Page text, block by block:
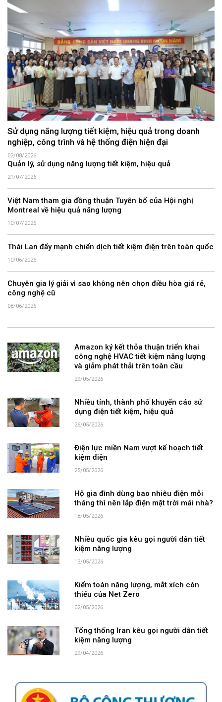
Sử dụng năng lượng tiết kiệm, hiệu quả trong doanh
nghiệp, công trình và hệ thống điện hiện đại
03/08/2026
Quản lý, sử dụng năng lượng tiết kiệm, hiệu quả
21/07/2026
Việt Nam tham gia đồng thuận Tuyên bố của Hội nghị
Montreal về hiệu quả năng lượng
10/07/2026
Thái Lan đẩy mạnh chiến dịch tiết kiệm điện trên toàn quốc
10/06/2026
Chuyên gia lý giải vì sao không nên chọn điều hòa giá rẻ,
công nghệ cũ
08/06/2026
Amazon ký kết thỏa thuận triển khai
công nghệ HVAC tiết kiệm năng lượng
và giảm phát thải trên toàn cầu
29/05/2026
Nhiều tỉnh, thành phố khuyến cáo sử
dụng điện tiết kiệm, hiệu quả
26/05/2026
Điện lực miền Nam vượt kế hoạch tiết
kiệm điện
25/05/2026
Hộ gia đình dùng bao nhiêu điện mỗi
tháng thì nên lắp điện mặt trời mái nhà?
18/05/2026
Nhiều quốc gia kêu gọi người dân tiết
kiệm năng lượng
13/05/2026
Kiểm toán năng lượng, mắt xích còn
thiếu của Net Zero
02/05/2026
Tổng thống Iran kêu gọi người dân tiết
kiệm năng lượng
29/04/2026